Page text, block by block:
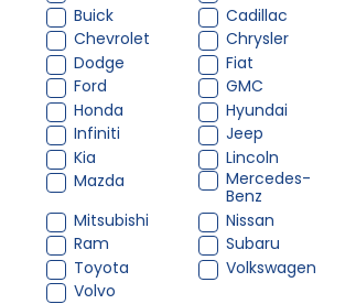
Buick
Cadillac
Chevrolet
Chrysler
Dodge
Fiat
Ford
GMC
Honda
Hyundai
Infiniti
Jeep
Kia
Lincoln
Mazda
Mercedes-
Benz
Mitsubishi
Nissan
Ram
Subaru
Toyota
Volkswagen
Volvo